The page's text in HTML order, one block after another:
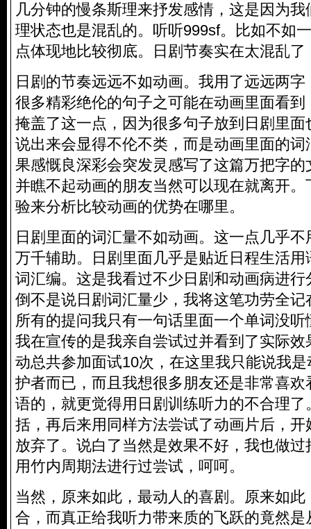
几分钟的慢条斯理来抒发感情，这是因为
理状态也是混乱的。听听999sf。比如不如
点体现地比较彻底。日剧节奏实在太混乱
日剧的节奏远远不如动画。我用了远远两
很多精彩绝伦的句子之可能在动画里面看
掩盖了这一点，因为很多句子放到日剧里
说出来会显得不伦不类，而是动画里面的
果感慨良深彩会突发灵感写了这篇万把字
并瞧不起动画的朋友当然可以现在就离开
验来分析比较动画的优势在哪里。
日剧里面的词汇量不如动画。这一点几乎
万千辅助。日剧里面几乎是贴近日程生活
词汇编。这是我看过不少日剧和动画病进
倒不是说日剧词汇量少，我将这笔功劳全
所有的提问我只有一句话里面一个单词没
我在宣传的是我亲自尝试过并看到了实际
动总共参加面试10次，在这里我只能说我
护者而已，而且我想很多朋友还是非常喜
语的，就更觉得用日剧训练听力的不合理
括，再后来用同样方法尝试了动画片后，
放弃了。说白了当然是效果不好，我也做
用竹内周期法进行过尝试，呵呵。
当然，原来如此，最动人的喜剧。原来如
合，而真正给我听力带来质的飞跃的竟然